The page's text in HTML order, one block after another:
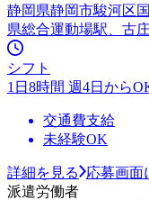
静岡県静岡市駿河区
県総合運動場駅、古
シフト
1日8時間 週4日から
交通費支給
未経験OK
詳細を見る
応募画面
派遣労働者